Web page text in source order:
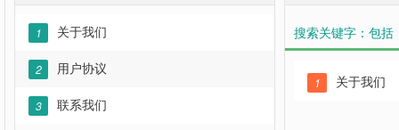
1 关于我们
2 用户协议
3 联系我们
搜索关键字：包括
1 关于我们